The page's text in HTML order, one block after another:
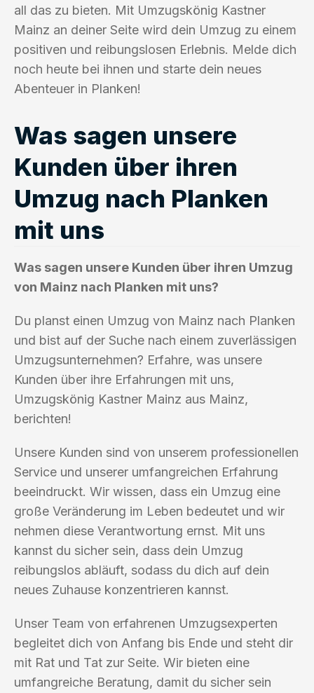
all das zu bieten. Mit Umzugskönig Kastner
Mainz an deiner Seite wird dein Umzug zu einem
positiven und reibungslosen Erlebnis. Melde dich
noch heute bei ihnen und starte dein neues
Abenteuer in Planken!
Was sagen unsere
Kunden über ihren
Umzug nach Planken
mit uns
Was sagen unsere Kunden über ihren Umzug
von Mainz nach Planken mit uns?
Du planst einen Umzug von Mainz nach Planken
und bist auf der Suche nach einem zuverlässigen
Umzugsunternehmen? Erfahre, was unsere
Kunden über ihre Erfahrungen mit uns,
Umzugskönig Kastner Mainz aus Mainz,
berichten!
Unsere Kunden sind von unserem professionellen
Service und unserer umfangreichen Erfahrung
beeindruckt. Wir wissen, dass ein Umzug eine
große Veränderung im Leben bedeutet und wir
nehmen diese Verantwortung ernst. Mit uns
kannst du sicher sein, dass dein Umzug
reibungslos abläuft, sodass du dich auf dein
neues Zuhause konzentrieren kannst.
Unser Team von erfahrenen Umzugsexperten
begleitet dich von Anfang bis Ende und steht dir
mit Rat und Tat zur Seite. Wir bieten eine
umfangreiche Beratung, damit du sicher sein